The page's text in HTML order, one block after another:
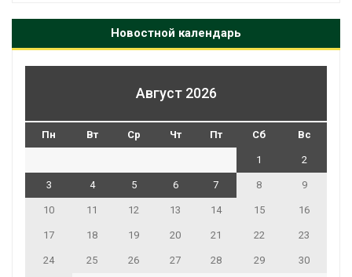
Новостной календарь
Август 2026
Пн Вт Ср Чт Пт Сб Вс
1 2
3 4 5 6 7 8 9
10 11 12 13 14 15 16
17 18 19 20 21 22 23
24 25 26 27 28 29 30